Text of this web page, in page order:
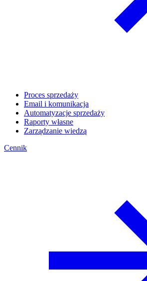
Proces sprzedaży
Email i komunikacja
Automatyzacje sprzedaży
Raporty własne
Zarządzanie wiedzą
Cennik